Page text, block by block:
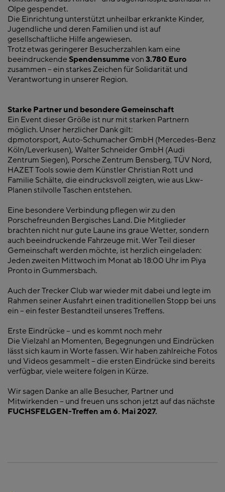
Olpe gespendet.
Die Einrichtung unterstützt unheilbar erkrankte Kinder,
Jugendliche und deren Familien und ist auf
gesellschaftliche Hilfe angewiesen.
Trotz etwas geringerer Besucherzahlen kam eine
beeindruckende Spendensummevon 3.780 Euro
zusammen – ein starkes Zeichen für Solidarität und
Verantwortung in unserer Region.
Starke Partner und besondere Gemeinschaft
Ein Event dieser Größe ist nur mit starken Partnern
möglich. Unser herzlicher Dank gilt:
dpmotorsport, Auto-Schumacher GmbH (Mercedes-Benz
Köln/Leverkusen), Walter Schneider GmbH (Audi
Zentrum Siegen), Porsche Zentrum Bensberg, TÜV Nord,
HAZET Tools sowie dem Künstler Christian Rott und
Familie Schälte, die eindrucksvoll zeigten, wie aus Lkw-
Planen stilvolle Taschen entstehen.
Eine besondere Verbindung pflegen wir zu den
Porschefreunden Bergisches Land. Die Mitglieder
brachten nicht nur gute Laune ins graue Wetter, sondern
auch beeindruckende Fahrzeuge mit. Wer Teil dieser
Gemeinschaft werden möchte, ist herzlich eingeladen:
Jeden zweiten Mittwoch im Monat ab 18:00 Uhr im Piya
Pronto in Gummersbach.
Auch der Trecker Club war wieder mit dabei und legte im
Rahmen seiner Ausfahrt einen traditionellen Stopp bei uns
ein – ein fester Bestandteil unseres Treffens.
Erste Eindrücke – und es kommt noch mehr
Die Vielzahl an Momenten, Begegnungen und Eindrücken
lässt sich kaum in Worte fassen. Wir haben zahlreiche Fotos
und Videos gesammelt – die ersten Eindrücke sind bereits
verfügbar, viele weitere folgen in Kürze.
Wir sagen Danke an alle Besucher, Partner und
Mitwirkenden – und freuen uns schon jetzt auf das nächste
FUCHSFELGEN-Treffen am 6. Mai 2027.